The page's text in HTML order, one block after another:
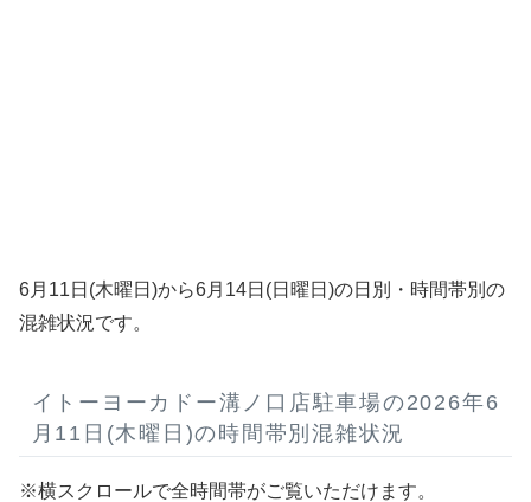
6月11日(木曜日)から6月14日(日曜日)の日別・時間帯別の
混雑状況です。
イトーヨーカドー溝ノ口店駐車場の2026年6
月11日(木曜日)の時間帯別混雑状況
※横スクロールで全時間帯がご覧いただけます。